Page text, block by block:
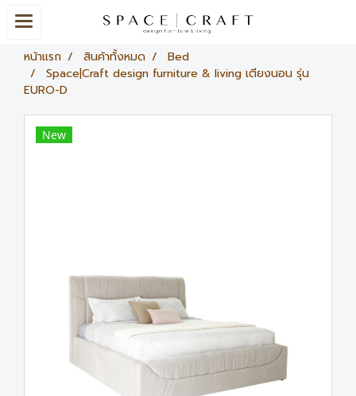
หน้าแรก สินค้าทั้งหมด
Bed
Space|Craft design furniture & living เตียงนอน รุ่น
EURO-D
New